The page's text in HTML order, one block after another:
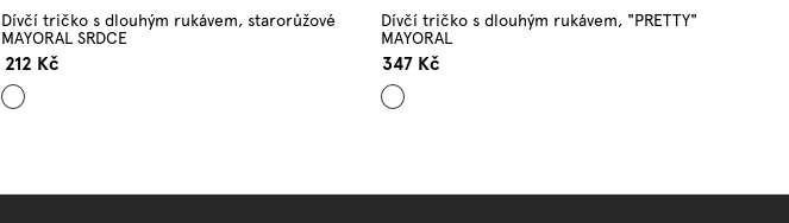
Dívčí tričko s dlouhým rukávem, starorůžové
MAYORAL SRDCE
212 Kč
Starorůžová
Dívčí tričko s dlouhým rukávem, "PRETTY"
MAYORAL
347 Kč
Ecru